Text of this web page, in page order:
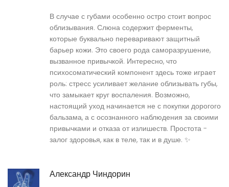
В случае с губами особенно остро стоит вопрос
облизывания. Слюна содержит ферменты,
которые буквально переваривают защитный
барьер кожи. Это своего рода саморазрушение,
вызванное привычкой. Интересно, что
психосоматический компонент здесь тоже играет
роль: стресс усиливает желание облизывать губы,
что замыкает круг воспаления. Возможно,
настоящий уход начинается не с покупки дорогого
бальзама, а с осознанного наблюдения за своими
привычками и отказа от излишеств. Простота -
залог здоровья, как в теле, так и в душе. ✨
Александр Чиндорин